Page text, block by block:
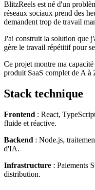
BlitzReels est né d'un
réseaux sociaux prend des
demandent trop de travail
J'ai construit la solution que
gère le travail répétitif pour
Ce projet montre ma
produit SaaS complet de A à
Stack technique
Frontend : React,
fluide et réactive.
Backend : Node.js,
d'IA.
Infrastructure : Paiements
distribution.